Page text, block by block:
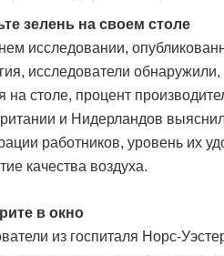
зелень на своем столе
исследовании,
исследователи
на столе, процент
и Нидерландов
работников, уровень их
качества воздуха.
в окно
из госпиталя Норс-